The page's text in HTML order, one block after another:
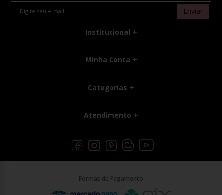
Enviar
Institucional
Minha Conta
Categorias
Atendimento
Formas de Pagamento